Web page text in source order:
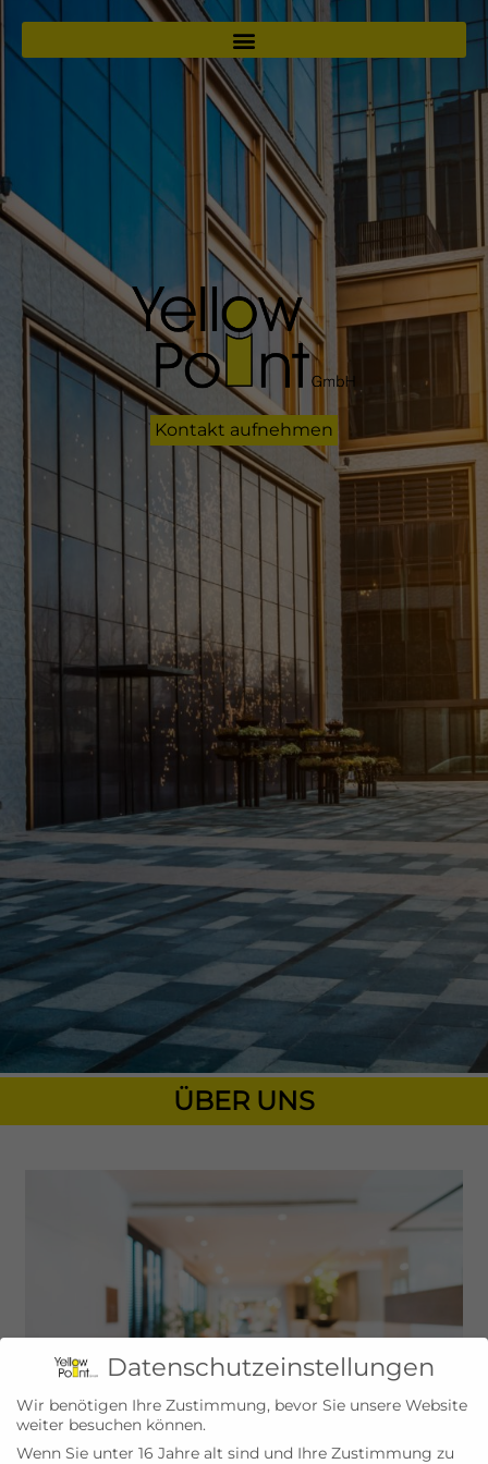
Kontakt aufnehmen
ÜBER UNS
Datenschutzeinstellungen
Wir benötigen Ihre Zustimmung, bevor Sie unsere Website
weiter besuchen können.
Wenn Sie unter 16 Jahre alt sind und Ihre Zustimmung zu